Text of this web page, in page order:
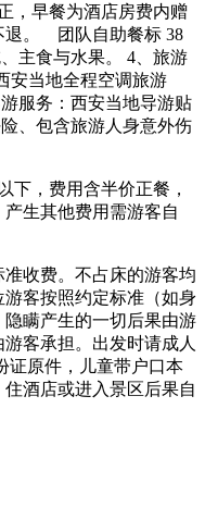
，早餐为酒店房费内赠
。 团队自助餐标 38
主食与水果。 4 、旅游
安当地全程空调旅游
游服务：西安当地导游贴
、包含旅游人身意外伤
下，费用含半价正餐，
生其他费用需游客自
收费。不占床的游客均
客按照约定标准（如身
瞒产生的一切后果由游
客承担。出发时请成人
证原件，儿童带户口本
酒店或进入景区后果自